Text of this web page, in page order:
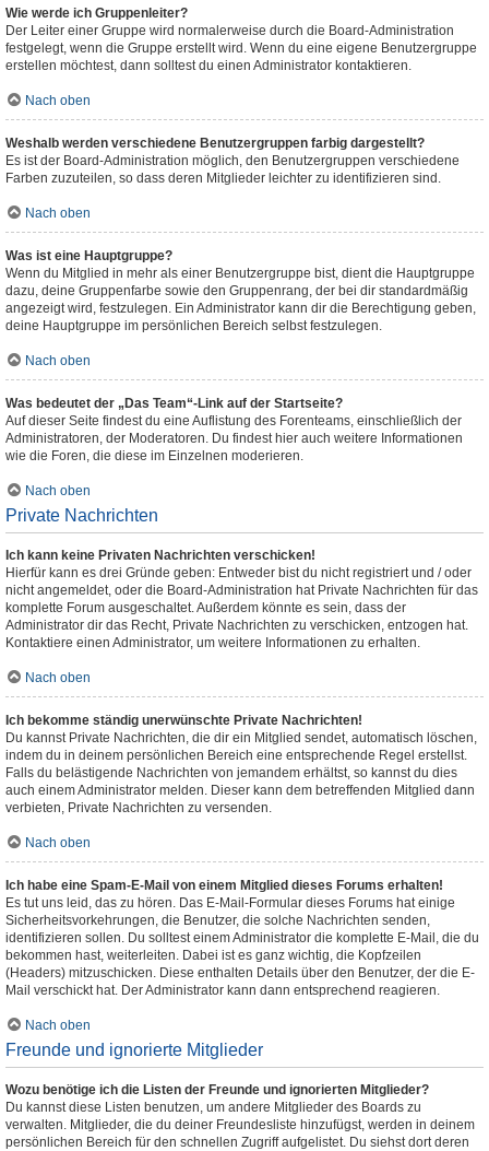
Wie werde ich Gruppenleiter?
Der Leiter einer Gruppe wird normalerweise durch die Board-Administration
festgelegt, wenn die Gruppe erstellt wird. Wenn du eine eigene Benutzergruppe
erstellen möchtest, dann solltest du einen Administrator kontaktieren.
Nach oben
Weshalb werden verschiedene Benutzergruppen farbig dargestellt?
Es ist der Board-Administration möglich, den Benutzergruppen verschiedene
Farben zuzuteilen, so dass deren Mitglieder leichter zu identifizieren sind.
Nach oben
Was ist eine Hauptgruppe?
Wenn du Mitglied in mehr als einer Benutzergruppe bist, dient die Hauptgruppe
dazu, deine Gruppenfarbe sowie den Gruppenrang, der bei dir standardmäßig
angezeigt wird, festzulegen. Ein Administrator kann dir die Berechtigung geben,
deine Hauptgruppe im persönlichen Bereich selbst festzulegen.
Nach oben
Was bedeutet der „Das Team“-Link auf der Startseite?
Auf dieser Seite findest du eine Auflistung des Forenteams, einschließlich der
Administratoren, der Moderatoren. Du findest hier auch weitere Informationen
wie die Foren, die diese im Einzelnen moderieren.
Nach oben
Private Nachrichten
Ich kann keine Privaten Nachrichten verschicken!
Hierfür kann es drei Gründe geben: Entweder bist du nicht registriert und / oder
nicht angemeldet, oder die Board-Administration hat Private Nachrichten für das
komplette Forum ausgeschaltet. Außerdem könnte es sein, dass der
Administrator dir das Recht, Private Nachrichten zu verschicken, entzogen hat.
Kontaktiere einen Administrator, um weitere Informationen zu erhalten.
Nach oben
Ich bekomme ständig unerwünschte Private Nachrichten!
Du kannst Private Nachrichten, die dir ein Mitglied sendet, automatisch löschen,
indem du in deinem persönlichen Bereich eine entsprechende Regel erstellst.
Falls du belästigende Nachrichten von jemandem erhältst, so kannst du dies
auch einem Administrator melden. Dieser kann dem betreffenden Mitglied dann
verbieten, Private Nachrichten zu versenden.
Nach oben
Ich habe eine Spam-E-Mail von einem Mitglied dieses Forums erhalten!
Es tut uns leid, das zu hören. Das E-Mail-Formular dieses Forums hat einige
Sicherheitsvorkehrungen, die Benutzer, die solche Nachrichten senden,
identifizieren sollen. Du solltest einem Administrator die komplette E-Mail, die du
bekommen hast, weiterleiten. Dabei ist es ganz wichtig, die Kopfzeilen
(Headers) mitzuschicken. Diese enthalten Details über den Benutzer, der die E-
Mail verschickt hat. Der Administrator kann dann entsprechend reagieren.
Nach oben
Freunde und ignorierte Mitglieder
Wozu benötige ich die Listen der Freunde und ignorierten Mitglieder?
Du kannst diese Listen benutzen, um andere Mitglieder des Boards zu
verwalten. Mitglieder, die du deiner Freundesliste hinzufügst, werden in deinem
persönlichen Bereich für den schnellen Zugriff aufgelistet. Du siehst dort deren